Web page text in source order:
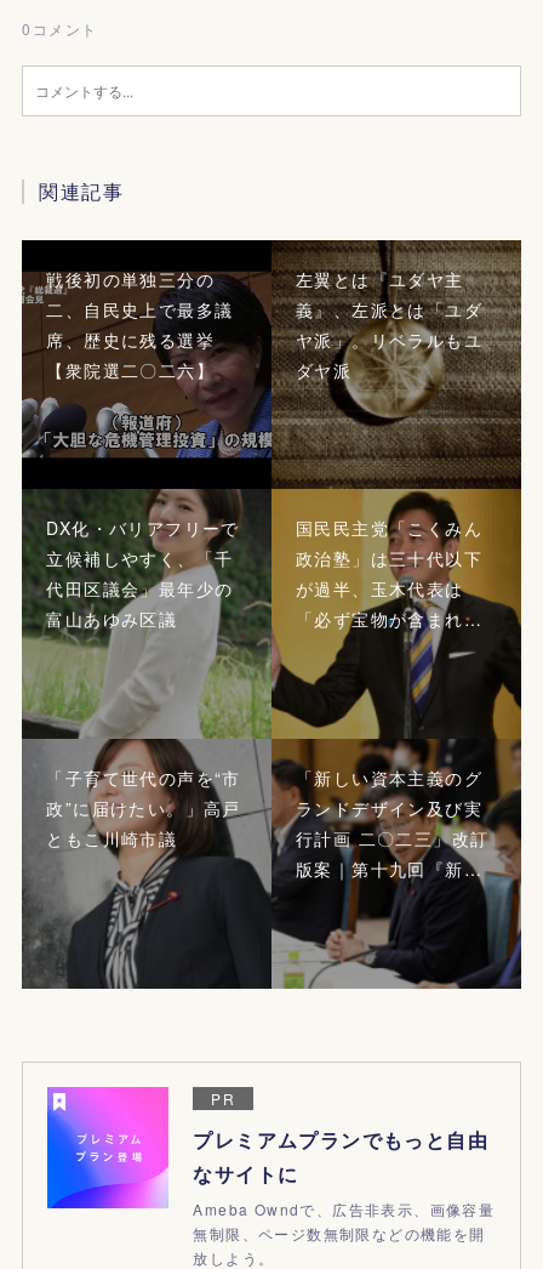
0 コメント
関連記事
戦後初の単独三分の
二、自民史上で最多議
席、歴史に残る選挙
【衆院選二〇二六】
左翼とは『ユダヤ主
義』、左派とは「ユダ
ヤ派」。リベラルもユ
ダヤ派
DX化・バリアフリーで
立候補しやすく、「千
代田区議会」最年少の
富山あゆみ区議
国民民主党「こくみん
政治塾」は三十代以下
が過半、玉木代表は
「必ず宝物が含まれ…
「子育て世代の声を“市
政”に届けたい。」高戸
ともこ川崎市議
「新しい資本主義のグ
ランドデザイン及び実
行計画 二〇二三」改訂
版案｜第十九回『新…
PR
プレミアムプランでもっと自由
なサイトに
Ameba Owndで、広告非表示、画像容量
無制限、ページ数無制限などの機能を開
放しよう。